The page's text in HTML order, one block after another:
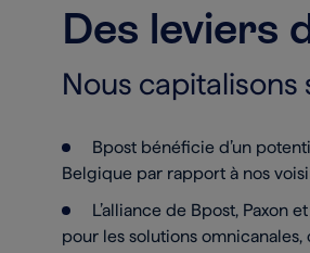
Des leviers
Nous capitalisons
Bpost bénéficie d’un
Belgique par rapport à nos
L’alliance de Bpost, Paxon
pour les solutions